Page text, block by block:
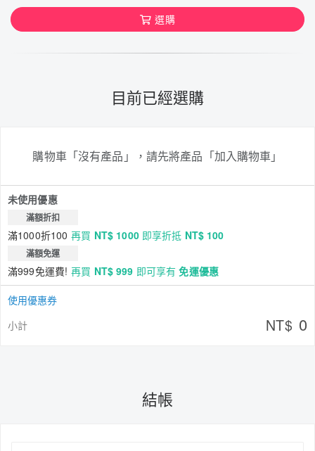
選購
目前已經選購
購物車「沒有產品」，請先將產品「加入購物車」
未使用優惠
滿額折扣
滿1000折100 再買 NT$ 1000即享折抵 NT$ 100
滿額免運
滿999免運費! 再買 NT$ 999 即可享有免運優惠
使用優惠券
小計
NT$ 0
結帳